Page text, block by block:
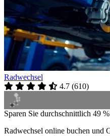
Radwechsel
4.7 (610)
Sparen Sie durchschnittlich 49
Radwechsel online buchen und